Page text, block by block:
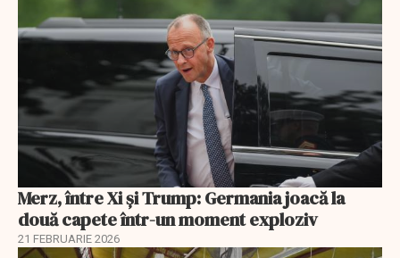
Merz, între Xi și Trump: Germania joacă la
două capete într-un moment exploziv
21 FEBRUARIE 2026